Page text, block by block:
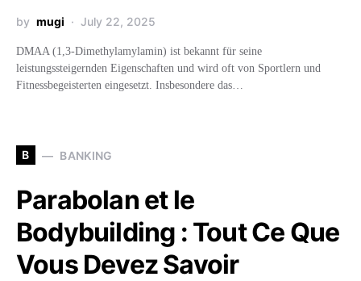
by mugi July 22, 2025
DMAA (1,3-Dimethylamylamin) ist bekannt für seine
leistungssteigernden Eigenschaften und wird oft von Sportlern und
Fitnessbegeisterten eingesetzt. Insbesondere das…
B BANKING
Parabolan et le
Bodybuilding : Tout Ce Que
Vous Devez Savoir